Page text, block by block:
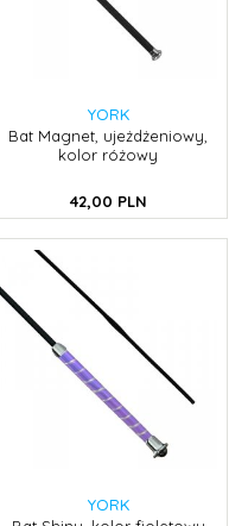
YORK
Bat Magnet, ujeżdżeniowy,
kolor różowy
42,00 PLN
YORK